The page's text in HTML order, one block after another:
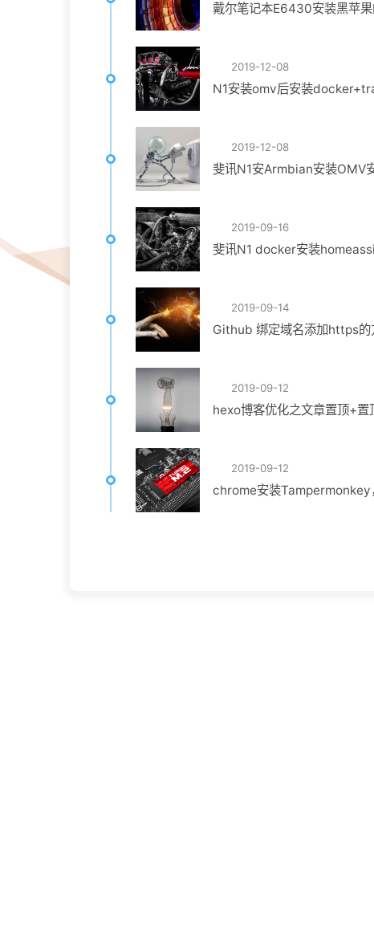
戴尔笔记本E6430安装黑苹
2019-12-08
N1安装omv后安装
2019-12-08
斐讯N1安Armbian安装
2019-09-16
2019-09-14
Github 绑定域名添加https
2019-09-12
hexo博客优化之文章置顶+置
2019-09-12
chrome安装Tampermonkey